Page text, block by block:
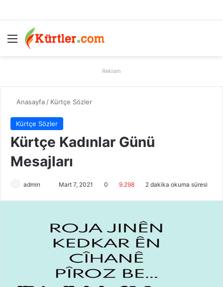
Menü
Reklam
Anasayfa / Kürtçe Sözler
Kürtçe Sözler
Kürtçe Kadınlar Günü
Mesajları
admin Mart 7, 2021 0 9.298 2 dakika okuma süresi